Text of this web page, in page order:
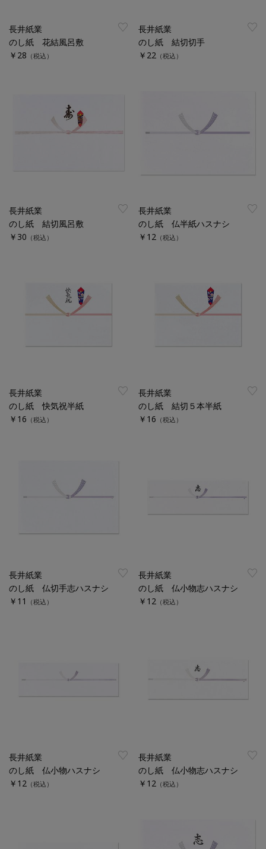
長井紙業
のし紙 花結風呂敷
￥28 （税込）
長井紙業
のし紙 結切切手
￥22 （税込）
長井紙業
のし紙 結切風呂敷
￥30 （税込）
長井紙業
のし紙 仏半紙ハスナシ
￥12 （税込）
長井紙業
のし紙 快気祝半紙
￥16 （税込）
長井紙業
のし紙 結切５本半紙
￥16 （税込）
長井紙業
のし紙 仏切手志ハスナシ
￥11
（税込）
長井紙業
のし紙 仏小物志ハスナシ
￥12 （税込）
長井紙業
のし紙 仏小物ハスナシ
￥12 （税込）
長井紙業
のし紙 仏小物志ハスナシ
￥12 （税込）